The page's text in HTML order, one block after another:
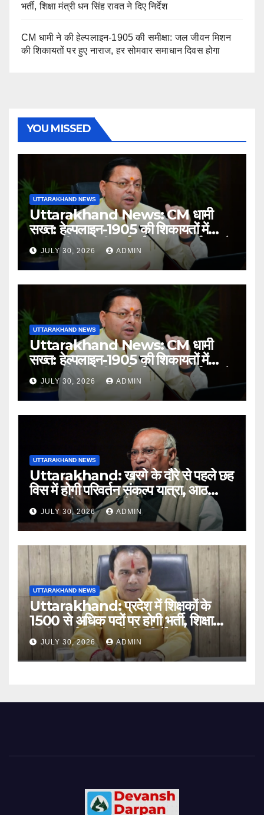
भर्ती, शिक्षा मंत्री धन सिंह रावत ने दिए निर्देश
CM धामी ने की हेल्पलाइन-1905 की समीक्षा: जल जीवन मिशन
की शिकायतों पर हुए नाराज, हर सोमवार समाधान दिवस होगा
YOU MISSED
UTTARAKHAND NEWS
Uttarakhand News: CM धामी
सख्त: हेल्पलाइन-1905 की शिकायतों में
लापरवाही पर होगी कार्रवाई, शून्य प्रदर्शन वाले
अधिकारियों को नोटिस…
JULY 30, 2026 ADMIN
UTTARAKHAND NEWS
Uttarakhand News: CM धामी
सख्त: हेल्पलाइन-1905 की शिकायतों में
लापरवाही पर होगी कार्रवाई, शून्य प्रदर्शन वाले
अधिकारियों को नोटिस…
JULY 30, 2026 ADMIN
UTTARAKHAND NEWS
Uttarakhand: खरगे के दौरे से पहले छह
विस में होगी परिवर्तन संकल्प यात्रा, आठ
अगस्त को हल्द्वानी में रैली
JULY 30, 2026 ADMIN
UTTARAKHAND NEWS
Uttarakhand: प्रदेश में शिक्षकों के
1500 से अधिक पदों पर होगी भर्ती, शिक्षा
मंत्री धन सिंह रावत ने दिए निर्देश
JULY 30, 2026 ADMIN